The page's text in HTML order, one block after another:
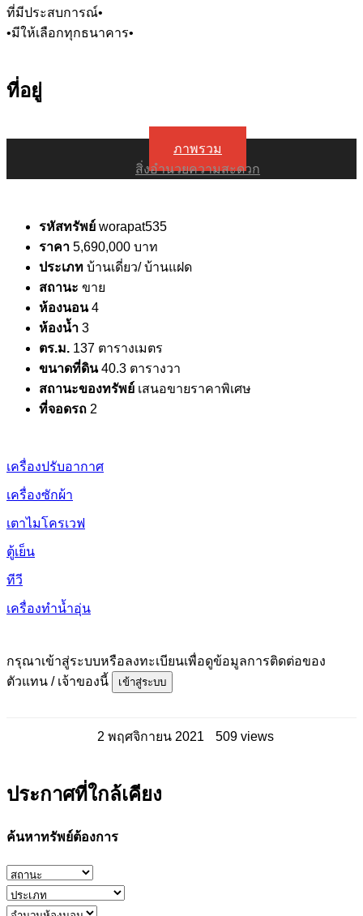
ที่มีประสบการณ์•
•มีให้เลือกทุกธนาคาร•
ที่อยู่
ภาพรวม
สิ่งอำนวยความสะดวก
รหัสทรัพย์ worapat535
ราคา 5,690,000 บาท
ประเภท บ้านเดี่ยว/ บ้านแฝด
สถานะ ขาย
ห้องนอน 4
ห้องน้ำ 3
ตร.ม. 137 ตารางเมตร
ขนาดที่ดิน 40.3 ตารางวา
สถานะของทรัพย์ เสนอขายราคาพิเศษ
ที่จอดรถ 2
เครื่องปรับอากาศ
เครื่องซักผ้า
เตาไมโครเวฟ
ตู้เย็น
ทีวี
เครื่องทำน้ำอุ่น
กรุณาเข้าสู่ระบบหรือลงทะเบียนเพื่อดูข้อมูลการติดต่อของ
ตัวแทน / เจ้าของนี้
เข้าสู่ระบบ
2 พฤศจิกายน 2021 509 views
ประกาศที่ใกล้เคียง
ค้นหาทรัพย์ต้องการ